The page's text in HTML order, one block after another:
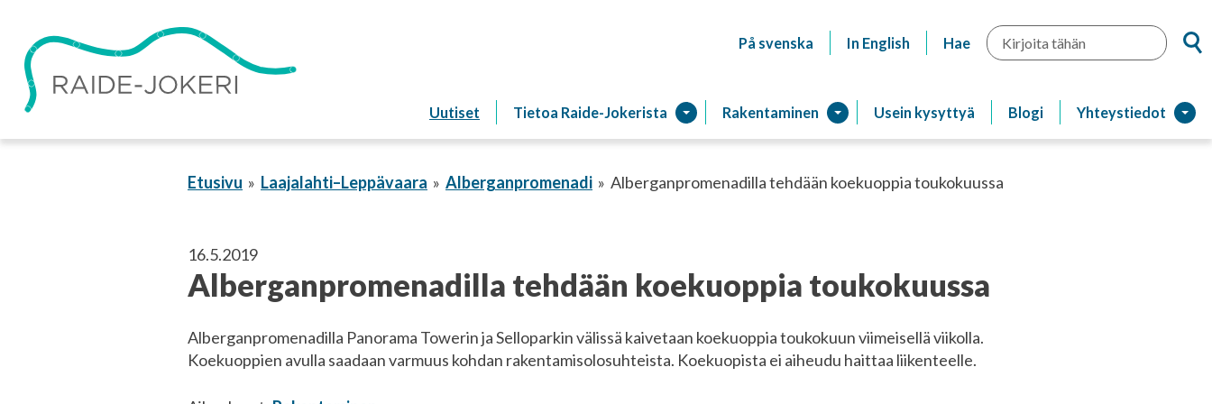
sisältöön
På svenska In English Hae Hae
Uutiset Tietoa Raide-Jokerista Raitiotien
Rakentaminen Usein kysyttyä Blogi Yhteystiedot
Etusivu Laajalahti–Leppävaara Alberganpromenadi Alberganpromenadilla tehdään koekuoppia toukokuussa
16.5.2019
Alberganpromenadilla tehdään koekuoppia toukokuussa
Alberganpromenadilla Panorama Towerin ja Selloparkin välissä kaivetaan koekuoppia toukokuun viimeisellä viikolla.
Koekuoppien avulla saadaan varmuus kohdan rakentamisolosuhteista. Koekuopista ei aiheudu haittaa liikenteelle.